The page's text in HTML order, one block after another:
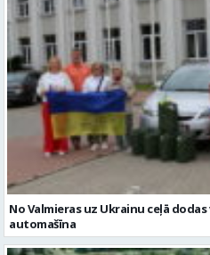
No Valmieras uz Ukrainu ceļā
automašīna